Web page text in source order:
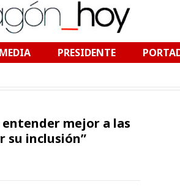
PRESIDENTE
mejor a las
su inclusión”